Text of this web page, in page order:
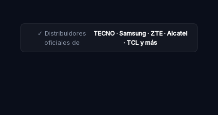
✓ Distribuidores
oficiales de
TECNO · Samsung · ZTE · Alcatel
· TCL y más